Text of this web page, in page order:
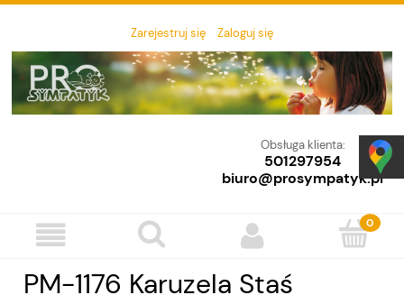
Zarejestruj się Zaloguj się
Obsługa klienta:
501297954
biuro@prosympatyk.pl
PM-1176 Karuzela Staś